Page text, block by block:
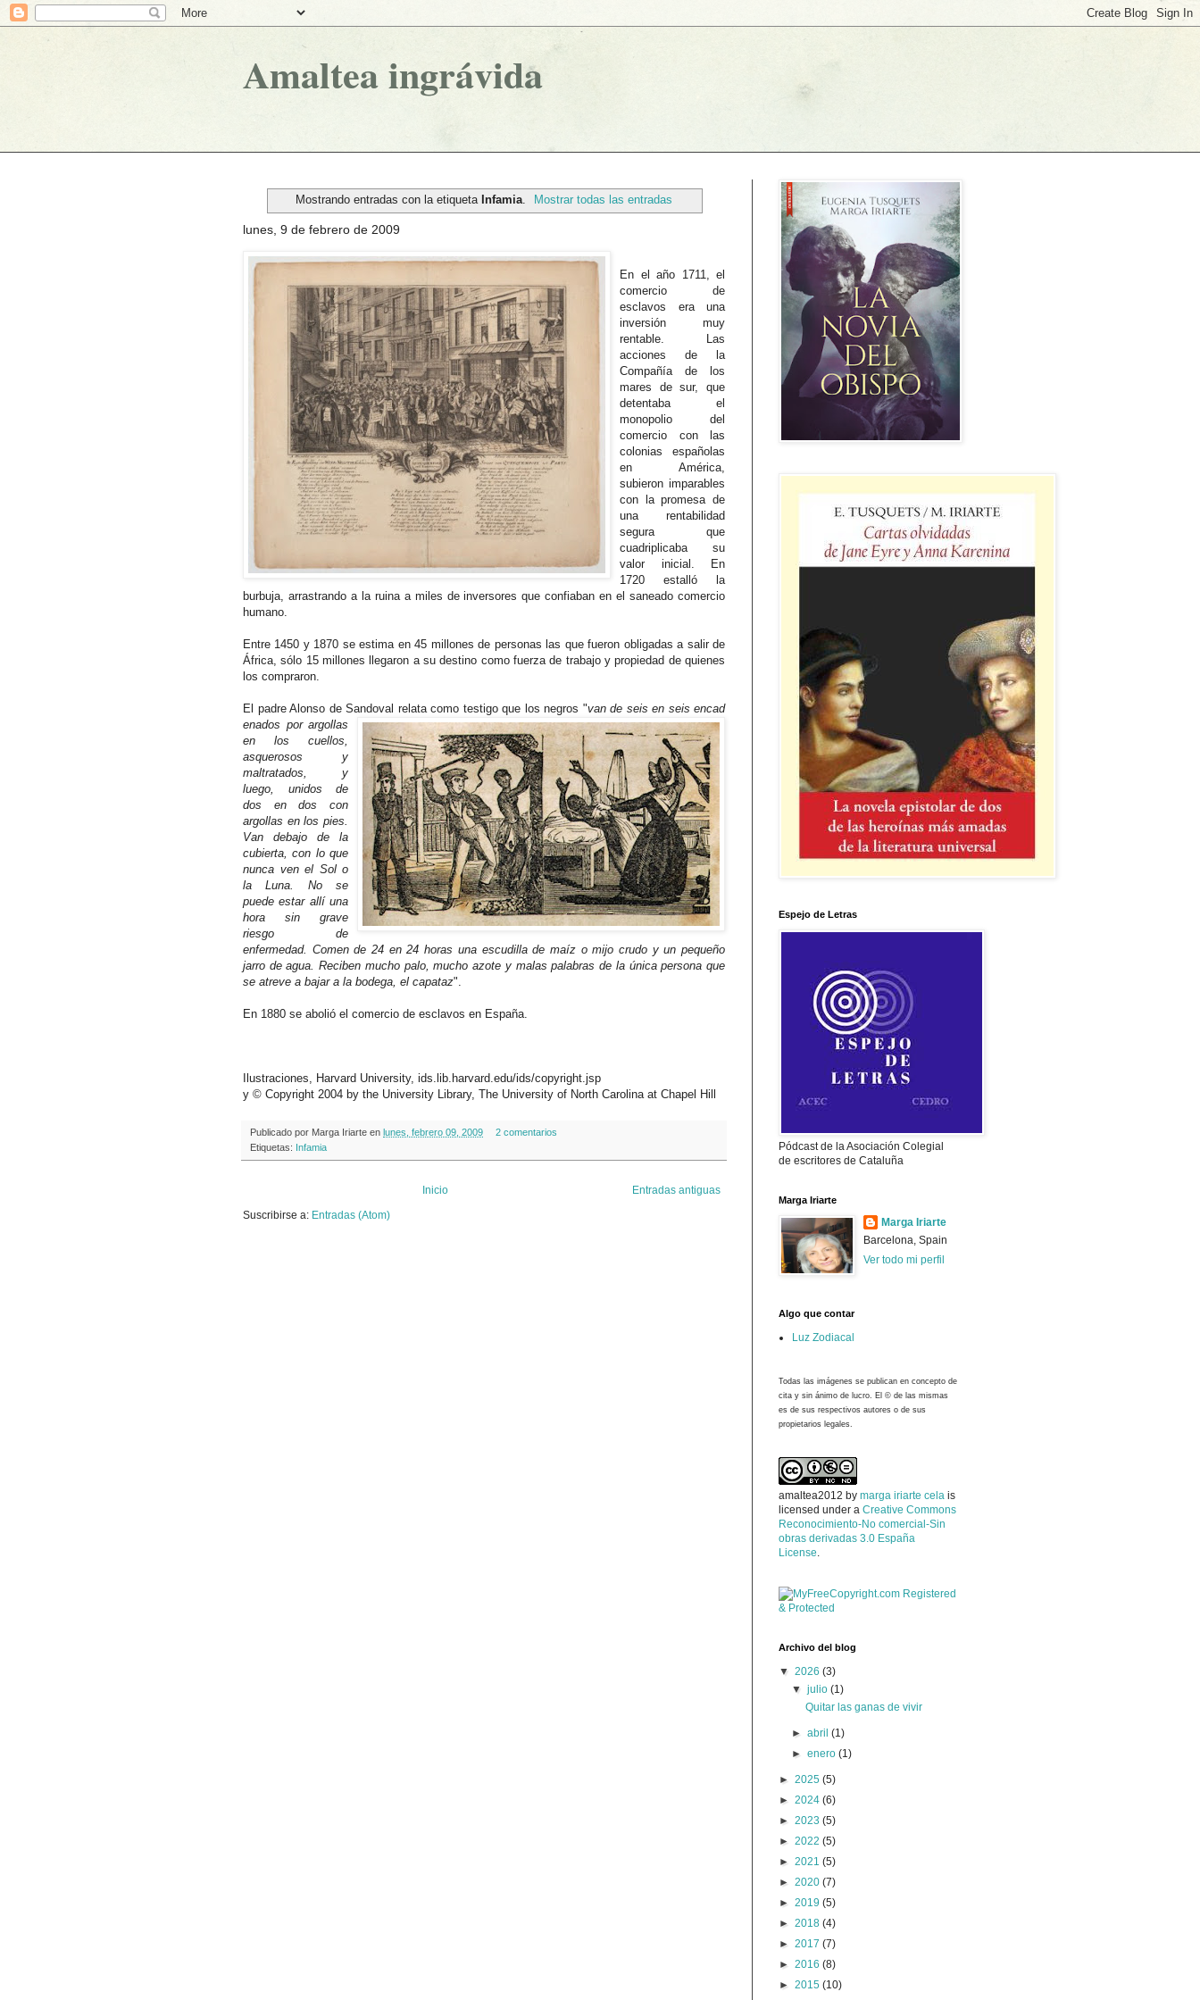
Amaltea ingrávida
Mostrando entradas con la etiqueta Infamia. Mostrar todas las entradas
lunes, 9 de febrero de 2009
En el año 1711, el
comercio de
esclavos era una
inversión muy
rentable. Las
acciones de la
Compañíade los
mares de sur, que
detentaba el
monopolio del
comercio con las
colonias españolas
en América,
subieron imparables
con la promesa de
una rentabilidad
segura que
cuadriplicaba su
valor inicial. En
1720 estalló la
burbuja, arrastrando a la ruina a miles de inversores que confiaban en el saneado comercio
humano.
Entre 1450 y 1870 se estima en 45 millones de personas las que fueron obligadas a salir de
África, sólo 15 millones llegaron a su destino como fuerza de trabajo y propiedad de quienes
los compraron.
El padre Alonso de Sandoval relata como testigo que los negros "van de seis en seis encad
enados por argollas
en los cuellos,
asquerosos y
maltratados, y
luego, unidos de
dos en dos con
argollas en los pies.
Van debajo de la
cubierta, con lo que
nunca ven el Sol o
la Luna. No se
puede estar allí una
hora sin grave
riesgo de
enfermedad. Comen de 24 en 24 horas una escudilla de maíz o mijo crudo y un pequeño
jarro de agua. Reciben mucho palo, mucho azote y malas palabras de la única persona que
se atreve a bajar a la bodega, el capataz".
En 1880 se abolió el comercio de esclavos en España.
Ilustraciones, Harvard University, ids.lib.harvard.edu/ids/copyright.jsp
y © Copyright 2004 by the University Library, The University of North Carolina at Chapel Hill
Publicado por Marga Iriarte en lunes, febrero 09, 2009
2 comentarios
Etiquetas: Infamia
Entradas antiguas
Inicio
Suscribirse a: Entradas (Atom)
Espejo de Letras
Pódcast de la Asociación Colegial
de escritores de Cataluña
Marga Iriarte
Marga Iriarte
Barcelona, Spain
Ver todo mi perfil
Algo que contar
Luz Zodiacal
Todas las imágenes se publican en concepto de
cita y sin ánimo de lucro. El © de las mismas
es de sus respectivos autores o de sus
propietarios legales.
amaltea2012 by marga iriarte cela is
licensed under a Creative Commons
Reconocimiento-No comercial-Sin
obras derivadas 3.0 España
License.
Archivo del blog
▼ 2026 (3)
▼julio(1)
Quitar las ganas de vivir
►abril(1)
►enero(1)
► 2025 (5)
► 2024 (6)
► 2023 (5)
► 2022 (5)
► 2021 (5)
► 2020 (7)
► 2019 (5)
► 2018 (4)
► 2017 (7)
► 2016 (8)
► 2015 (10)